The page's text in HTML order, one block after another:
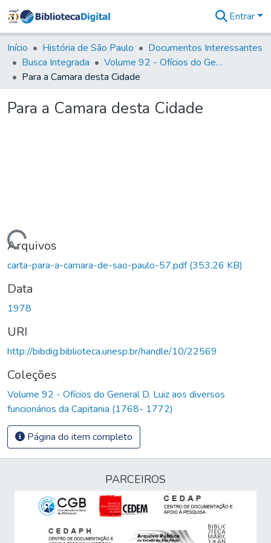
&
Coleções
Tudo na
Biblioteca
Estatísticas
Entrar
Início História de São Paulo
Documentos Interessantes
Busca Integrada
Volume 92 - Ofícios do General D. Luiz aos diversos funcionários da Capitania (1768- 1772)
Para a Camara desta Cidade
Para a Camara desta Cidade
Carregando...
Arquivos
carta-para-a-camara-de-sao-paulo-57.pdf(353,26 KB)
Data
1978
URI
http://bibdig.biblioteca.unesp.br/handle/10/22569
Coleções
Volume 92 - Ofícios do General D. Luiz aos diversos
funcionários da Capitania (1768- 1772)
Página do item completo
PARCEIROS